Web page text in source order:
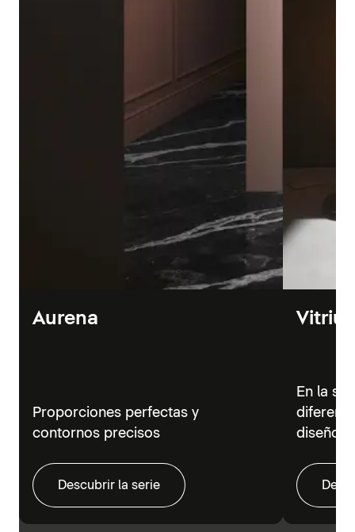
Aurena
Proporciones perfectas y
contornos precisos
Descubrir la serie
En la
diseño